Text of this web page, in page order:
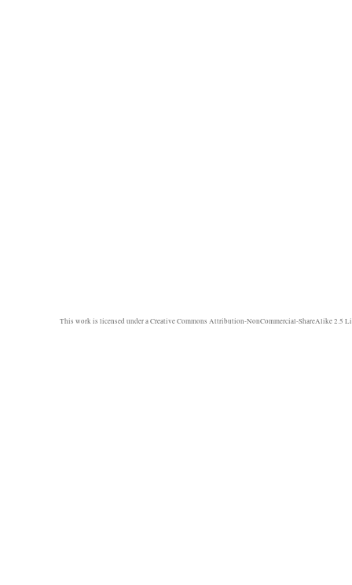
This work is licensed under aCreative Commons Attribution-NonCommercial-ShareAlike 2.5